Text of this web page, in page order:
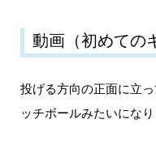
動画（初めての
投げる方向の正面に立
ッチボールみたいになり